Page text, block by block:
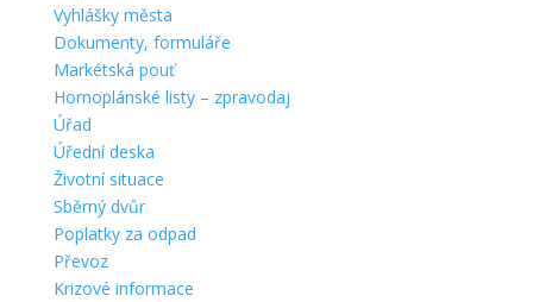
Vyhlášky města
Dokumenty, formuláře
Markétská pouť
Hornoplánské listy – zpravodaj
Úřad
Úřední deska
Životní situace
Sběrný dvůr
Poplatky za odpad
Převoz
Krizové informace